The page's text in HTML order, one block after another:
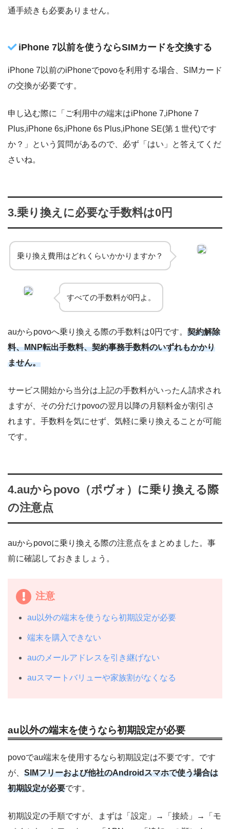
通手続きも必要ありません。
iPhone 7以前を使うならSIMカードを交換する
iPhone 7以前のiPhoneでpovoを利用する場合、SIMカード
の交換が必要です。
申し込む際に「ご利用中の端末はiPhone 7,iPhone 7
Plus,iPhone 6s,iPhone 6s Plus,iPhone SE(第１世代)です
か？」という質問があるので、必ず「はい」と答えてくだ
さいね。
3.乗り換えに必要な手数料は0円
乗り換え費用はどれくらいかかりますか？
すべての手数料が0円よ。
auからpovoへ乗り換える際の手数料は0円です。 契約解除
料、MNP転出手数料、契約事務手数料のいずれもかかり
ません。
サービス開始から当分は上記の手数料がいったん請求され
ますが、その分だけpovoの翌月以降の月額料金が割引さ
れます。手数料を気にせず、気軽に乗り換えることが可能
です。
4.auからpovo（ポヴォ）に乗り換える際
の注意点
auからpovoに乗り換える際の注意点をまとめました。事
前に確認しておきましょう。
注意
au以外の端末を使うなら初期設定が必要
端末を購入できない
auのメールアドレスを引き継げない
auスマートバリューや家族割がなくなる
au以外の端末を使うなら初期設定が必要
povoでau端末を使用するなら初期設定は不要です。です
が、 SIMフリーおよび他社のAndroidスマホで使う場合は
初期設定が必要です。
初期設定の手順ですが、まずは「設定」→「接続」→「モ